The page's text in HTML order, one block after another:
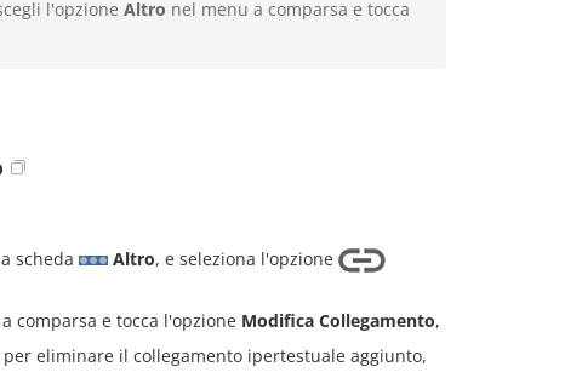
l'opzione Altro nel menu a comparsa e tocca
scheda Altro, e seleziona l'opzione
comparsa e tocca l'opzione Modifica Collegamento,
per eliminare il collegamento ipertestuale aggiunto,